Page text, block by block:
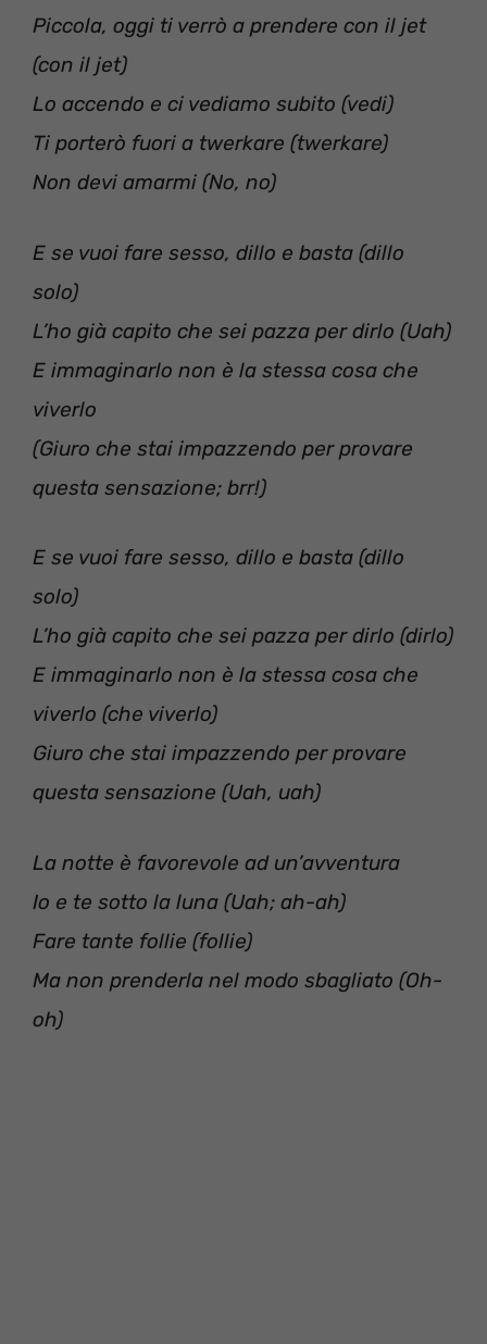
Piccola, oggi ti verrò a prendere con il jet
(con il jet)
Lo accendo e ci vediamo subito (vedi)
Ti porterò fuori a twerkare (twerkare)
Non devi amarmi (No, no)
E se vuoi fare sesso, dillo e basta (dillo
solo)
L’ho già capito che sei pazza per dirlo (Uah)
E immaginarlo non è la stessa cosa che
viverlo
(Giuro che stai impazzendo per provare
questa sensazione; brr!)
E se vuoi fare sesso, dillo e basta (dillo
solo)
L’ho già capito che sei pazza per dirlo (dirlo)
E immaginarlo non è la stessa cosa che
viverlo (che viverlo)
Giuro che stai impazzendo per provare
questa sensazione (Uah, uah)
La notte è favorevole ad un’avventura
Io e te sotto la luna (Uah; ah-ah)
Fare tante follie (follie)
Ma non prenderla nel modo sbagliato (Oh-
oh)